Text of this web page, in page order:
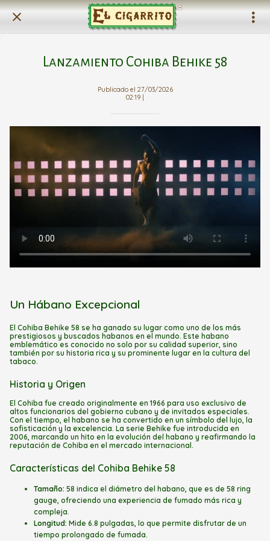
Lanzamiento Cohiba Behike 58
Publicado el 27/03/2026
02:19 |
Un Hábano Excepcional
El Cohiba Behike 58 se ha ganado su lugar como uno de los más
prestigiosos y buscados habanos en el mundo. Este habano
emblemático es conocido no solo por su calidad superior, sino
también por su historia rica y su prominente lugar en la cultura del
tabaco.
Historia y Origen
El Cohiba fue creado originalmente en 1966 para uso exclusivo de
altos funcionarios del gobierno cubano y de invitados especiales.
Con el tiempo, el habano se ha convertido en un símbolo del lujo, la
sofisticación y la excelencia. La serie Behike fue introducida en
2006, marcando un hito en la evolución del habano y reafirmando la
reputación de Cohiba en el mercado internacional.
Características del Cohiba Behike 58
Tamaño: 58 indica el diámetro del habano, que es de 58 ring
gauge, ofreciendo una experiencia de fumado más rica y
compleja.
Longitud: Mide 6.8 pulgadas, lo que permite disfrutar de un
tiempo prolongado de fumada.